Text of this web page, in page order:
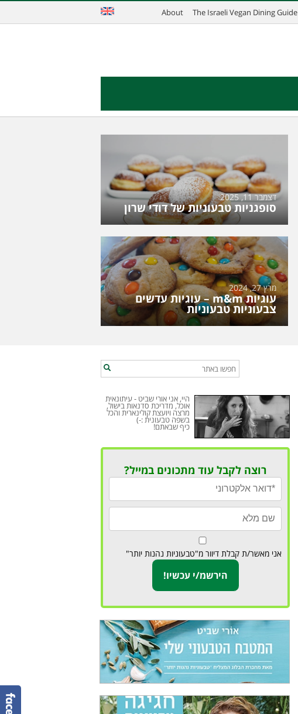
The Israeli Vegan Dining Guide
About
דצמבר 11, 2025
סופגניות טבעוניות של דודי שרון
מרץ 27, 2024
עוגיות m&m – עוגיות עדשים
צבעוניות טבעוניות
היי, אני אורי שביט - עיתונאית
אוכל, מדריכת סדנאות בישול,
מרצה ויועצת קולינארית והכל
בשפה טבעונית :-)
כיף שבאתם!
רוצה לקבל עוד מתכונים במייל?
אני מאשר/ת קבלת דיוור מ"טבעוניות נהנות יותר"